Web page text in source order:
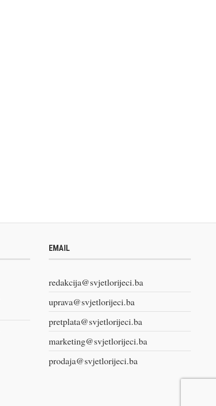
EMAIL
redakcija@svjetlorijeci.ba
uprava@svjetlorijeci.ba
pretplata@svjetlorijeci.ba
marketing@svjetlorijeci.ba
prodaja@svjetlorijeci.ba